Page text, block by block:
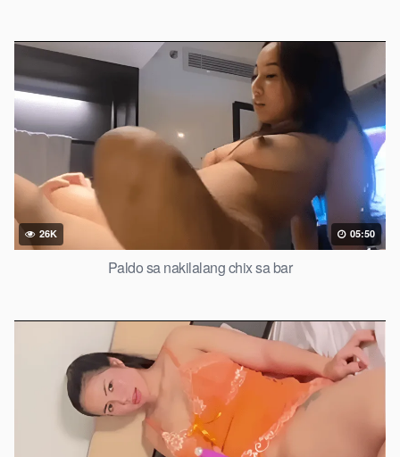
26K 05:50
Paldo sa nakilalang chix sa bar